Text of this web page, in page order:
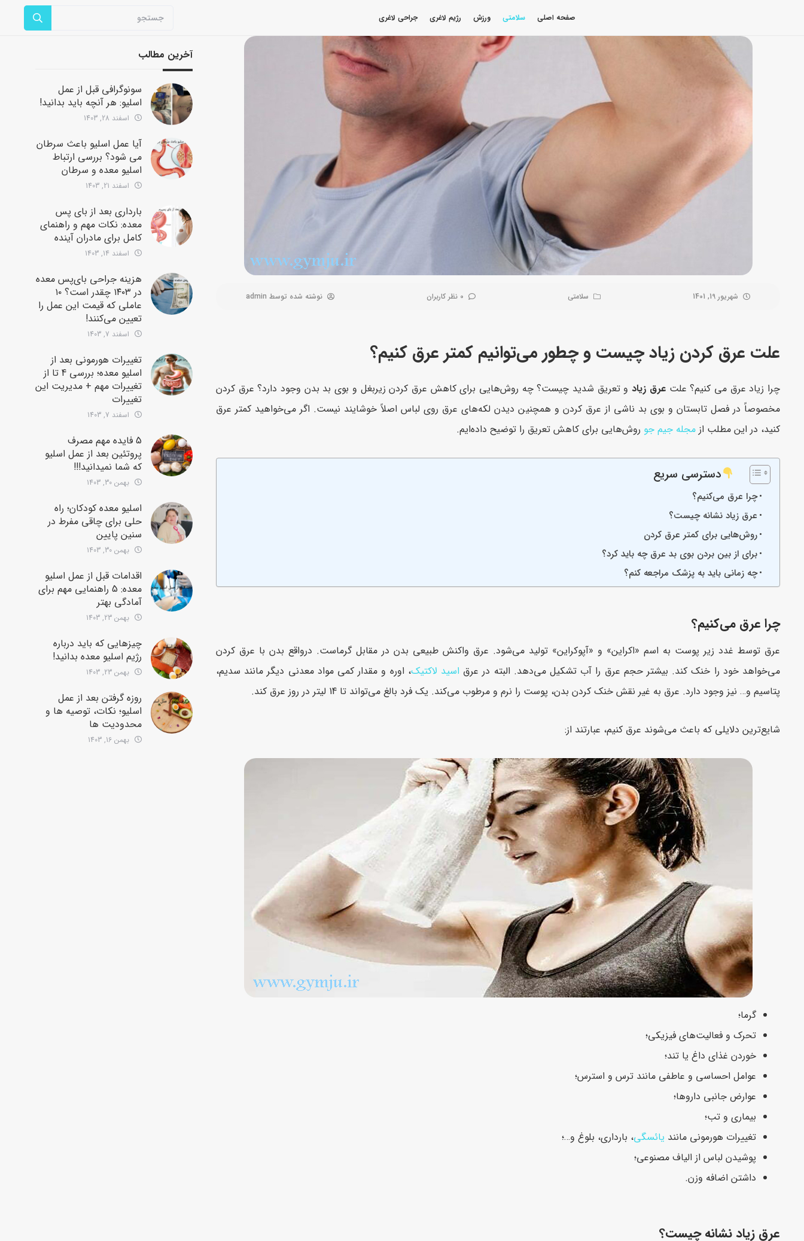
صفحه اصلی سلامتی ورزش رژیم لاغری جراحی لاغری
شهریور 19, 1401 سلامتی 0 نظر کاربران نوشته شده توسط admin
علت عرق کردن زیاد چیست و چطور می‌توانیم کمتر عرق کنیم؟
چرا زیاد عرق می کنیم؟ علتعرق زیادو تعریق شدید چیست؟ چه روش‌هایی برای کاهش عرق کردن زیربغل و بوی بد بدن وجود دارد؟ عرق کردن
مخصوصاً در فصل تابستان و بوی بد ناشی از عرق کردن و همچنین دیدن لکه‌های عرق روی لباس اصلاً خوشایند نیست. اگر می‌خواهید کمتر عرق
کنید، در این مطلب از مجله جیم جو روش‌هایی برای کاهش تعریق را توضیح داده‌ایم.
دسترسی سریع
چرا عرق می‌کنیم؟
عرق زیاد نشانه چیست؟
روش‌هایی برای کمتر عرق کردن
برای از بین بردن بوی بد عرق چه باید کرد؟
چه زمانی باید به پزشک مراجعه کنم؟
چرا عرق می‌کنیم؟
عرق توسط غدد زیر پوست به اسم «اکراین» و «آپوکراین» تولید می‌شود. عرق واکنش طبیعی بدن در مقابل گرماست. درواقع بدن با عرق کردن
می‌خواهد خود را خنک کند. بیشتر حجم عرق را آب تشکیل می‌دهد. البته در عرق اسید لاکتیک، اوره و مقدار کمی مواد معدنی دیگر مانند سدیم،
پتاسیم و… نیز وجود دارد. عرق به غیر نقش خنک کردن بدن، پوست را نرم و مرطوب می‌کند. یک فرد بالغ می‌تواند تا 14 لیتر در روز عرق کند.
شایع‌ترین دلایلی که باعث می‌شوند عرق کنیم، عبارتند از:
گرما؛
تحرک و فعالیت‌های فیزیکی؛
خوردن غذای داغ یا تند؛
عوامل احساسی و عاطفی مانند ترس و استرس؛
عوارض جانبی داروها؛
بیماری و تب؛
تغییرات هورمونی مانند یائسگی، بارداری، بلوغ و…؛
پوشیدن لباس از الیاف مصنوعی؛
داشتن اضافه وزن.
عرق زیاد نشانه چیست؟
آخرین مطالب
سونوگرافی قبل از عمل
اسلیو: هر آنچه باید بدانید!
اسفند 28, 1403
آیا عمل اسلیو باعث سرطان
می شود؟ بررسی ارتباط
اسلیو معده و سرطان
اسفند 21, 1403
بارداری بعد از بای پس
معده: نکات مهم و راهنمای
کامل برای مادران آینده
اسفند 14, 1403
هزینه جراحی بای‌پس معده
در ۱۴۰۳ چقدر است؟ ۱۰
عاملی که قیمت این عمل را
تعیین می‌کنند!
اسفند 7, 1403
تغییرات هورمونی بعد از
اسلیو معده؛ بررسی 4 تا از
تغییرات مهم + مدیریت این
تغییرات
اسفند 7, 1403
5 فایده مهم مصرف
پروتئین بعد از عمل اسلیو
که شما نمیدانید!!!
بهمن 30, 1403
اسلیو معده کودکان؛ راه
حلی برای چاقی مفرط در
سنین پایین
بهمن 30, 1403
اقدامات قبل از عمل اسلیو
معده: 5 راهنمایی مهم برای
آمادگی بهتر
بهمن 23, 1403
چیزهایی که باید درباره
رژیم اسلیو معده بدانید!
بهمن 23, 1403
روزه گرفتن بعد از عمل
اسلیو؛ نکات، توصیه ها و
محدودیت ها
بهمن 16, 1403